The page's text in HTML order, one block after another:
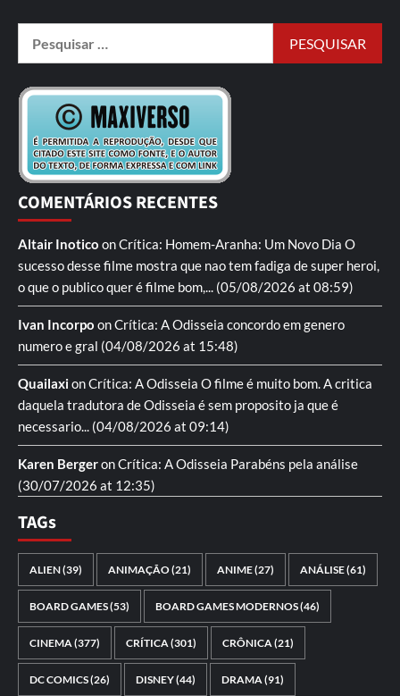
COMENTÁRIOS RECENTES
Altair Inotico onCrítica: Homem-Aranha: Um Novo Dia O
sucesso desse filme mostra que nao tem fadiga de super heroi,
o que o publico quer é filme bom,... (05/08/2026 at 08:59)
Ivan Incorpo onCrítica: A Odisseia concordo em genero
numero e gral (04/08/2026 at 15:48)
QuailaxionCrítica: A Odisseia O filme é muito bom. A critica
daquela tradutora de Odisseia é sem proposito ja que é
necessario... (04/08/2026 at 09:14)
Karen BergeronCrítica: A Odisseia Parabéns pela análise
(30/07/2026 at 12:35)
TAGs
ALIEN(39) ANIMAÇÃO(21) ANIME(27) ANÁLISE(61)
BOARD GAMES(53) BOARD GAMES MODERNOS(46)
CINEMA(377) CRÍTICA(301) CRÔNICA(21)
DC COMICS(26) DISNEY(44) DRAMA(91)